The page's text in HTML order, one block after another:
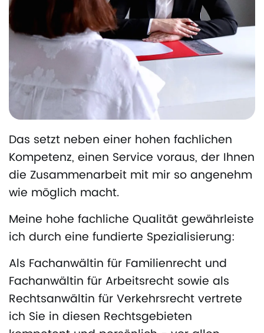
Das setzt neben einer hohen fachlichen
Kompetenz, einen Service voraus, der Ihnen
die Zusammenarbeit mit mir so angenehm
wie möglich macht.
Meine hohe fachliche Qualität gewährleiste
ich durch eine fundierte Spezialisierung:
Als Fachanwältin für Familienrecht und
Fachanwältin für Arbeitsrecht sowie als
Rechtsanwältin für Verkehrsrecht vertrete
ich Sie in diesen Rechtsgebieten